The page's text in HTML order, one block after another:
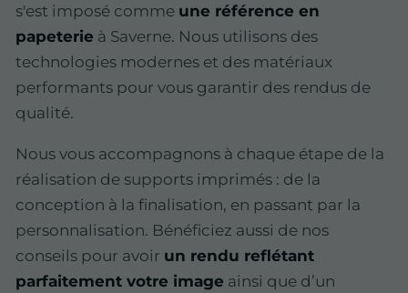
s'est imposé comme une référence en
papeterie à Saverne. Nous utilisons des
technologies modernes et des matériaux
performants pour vous garantir des rendus de
qualité.
Nous vous accompagnons à chaque étape de la
réalisation de supports imprimés : de la
conception à la finalisation, en passant par la
personnalisation. Bénéficiez aussi de nos
conseils pour avoir un rendu reflétant
parfaitement votre image ainsi que d’un